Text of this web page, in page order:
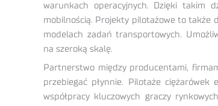
warunkach operacyjnych. Dzięki takim
mobilnością. Projekty pilotażowe to także
modelach zadań transportowych.
na szeroką skalę.
Partnerstwo między producentami,
przebiegać płynnie. Pilotaże
współpracy kluczowych graczy